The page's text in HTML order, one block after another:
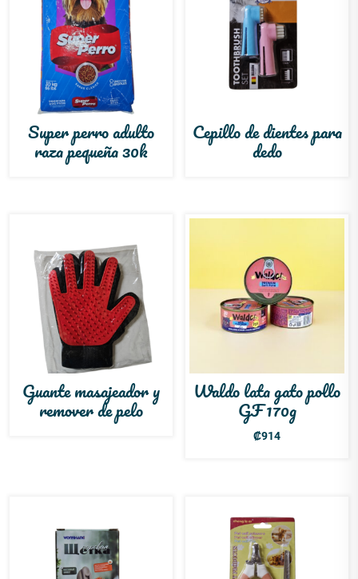
Super perro adulto
raza pequeña 30k
Cepillo de dientes para
dedo
Guante masajeador y
remover de pelo
Waldo lata gato pollo
GF 170g
₡914